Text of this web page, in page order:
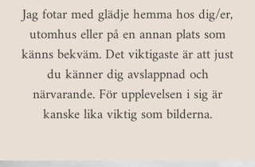
Jag fotar med glädje hemma hos dig/er,
utomhus eller på en annan plats som
känns bekväm. Det viktigaste är att just
du känner dig avslappnad och
närvarande. För upplevelsen i sig är
kanske lika viktig som bilderna.